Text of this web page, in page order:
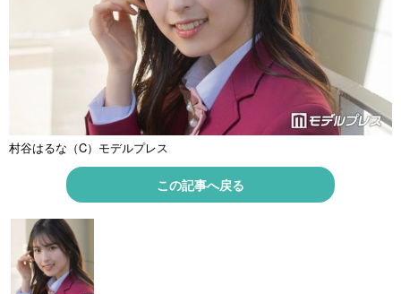
村谷はるな（C）モデルプレス
この記事へ戻る